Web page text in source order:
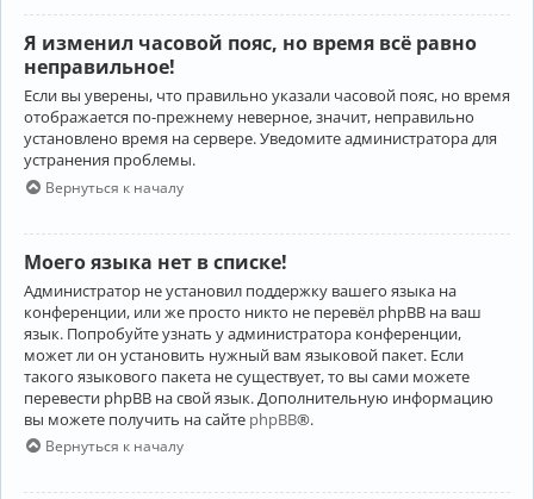
Я изменил часовой пояс, но время всё равно
неправильное!
Если вы уверены, что правильно указали часовой пояс, но время
отображается по-прежнему неверное, значит, неправильно
установлено время на сервере. Уведомите администратора для
устранения проблемы.
Вернуться к началу
Моего языка нет в списке!
Администратор не установил поддержку вашего языка на
конференции, или же просто никто не перевёл phpBB на ваш
язык. Попробуйте узнать у администратора конференции,
может ли он установить нужный вам языковой пакет. Если
такого языкового пакета не существует, то вы сами можете
перевести phpBB на свой язык. Дополнительную информацию
вы можете получить на сайте phpBB®.
Вернуться к началу